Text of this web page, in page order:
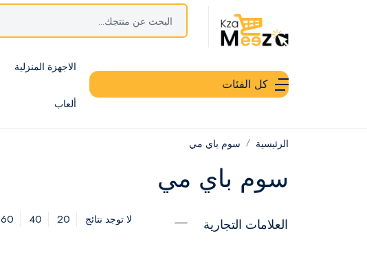
كل الفئات
الاجهزة المنزلية
ألعاب
الرئيسية سوم باي مي
سوم باي مي
العلامات التجارية لا توجد نتائج 20
40
60